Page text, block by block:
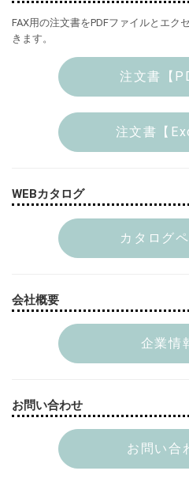
FAX用の注文書をPDFファイルとエク
きます。
注文書【
注文書【
WEBカタログ
カタログ
会社概要
企業情
お問い合わせ
お問い合